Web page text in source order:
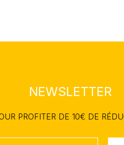
NEWSLETTER
PROFITER DE 10€ DE